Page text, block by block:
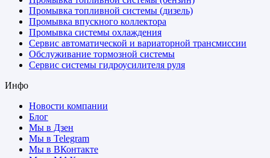
Промывка топливной системы (дизель)
Промывка впускного коллектора
Промывка системы охлаждения
Сервис автоматической и вариаторной трансмиссии
Обслуживание тормозной системы
Сервис системы гидроусилителя руля
Инфо
Новости компании
Блог
Мы в Дзен
Мы в Telegram
Мы в ВКонтакте